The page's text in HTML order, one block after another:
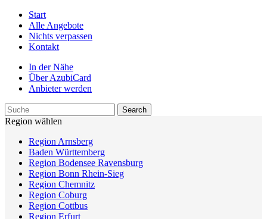
Start
Alle Angebote
Nichts verpassen
Kontakt
In der Nähe
Über AzubiCard
Anbieter werden
Region wählen
Region Arnsberg
Baden Württemberg
Region Bodensee Ravensburg
Region Bonn Rhein-Sieg
Region Chemnitz
Region Coburg
Region Cottbus
Region Erfurt